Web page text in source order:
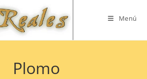
Menú
Plomo